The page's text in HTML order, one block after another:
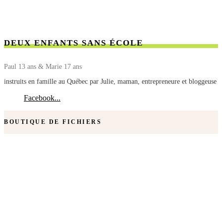
DEUX ENFANTS SANS ÉCOLE
Paul 13 ans & Marie 17 ans
instruits en famille au Québec par Julie, maman, entrepreneure et bloggeuse
Facebook...
BOUTIQUE DE FICHIERS